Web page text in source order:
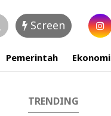
Screen
Pemerintah Ekonomi
TRENDING